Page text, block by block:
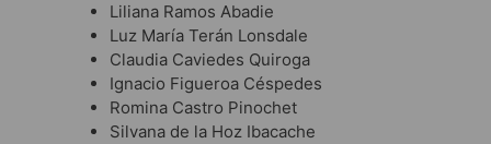
Liliana Ramos Abadie
Luz María Terán Lonsdale
Claudia Caviedes Quiroga
Ignacio Figueroa Céspedes
Romina Castro Pinochet
Silvana de la Hoz Ibacache